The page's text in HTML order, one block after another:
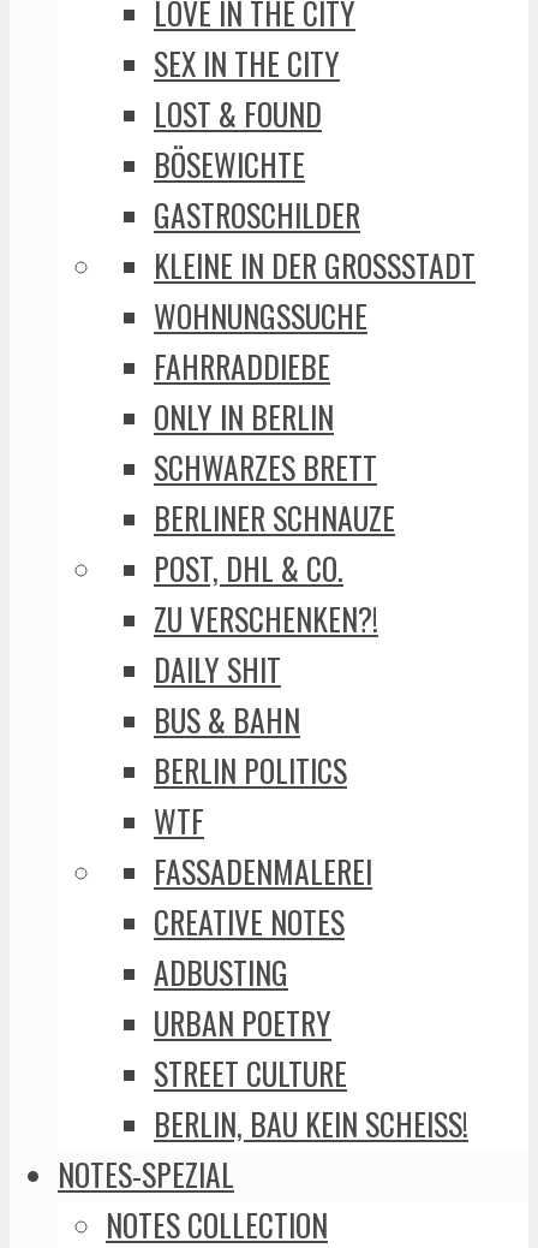
LOVE IN THE CITY
SEX IN THE CITY
LOST & FOUND
BÖSEWICHTE
GASTROSCHILDER
KLEINE IN DER GROSSSTADT
WOHNUNGSSUCHE
FAHRRADDIEBE
ONLY IN BERLIN
SCHWARZES BRETT
BERLINER SCHNAUZE
POST, DHL & CO.
ZU VERSCHENKEN?!
DAILY SHIT
BUS & BAHN
BERLIN POLITICS
WTF
FASSADENMALEREI
CREATIVE NOTES
ADBUSTING
URBAN POETRY
STREET CULTURE
BERLIN, BAU KEIN SCHEISS!
NOTES-SPEZIAL
NOTES COLLECTION